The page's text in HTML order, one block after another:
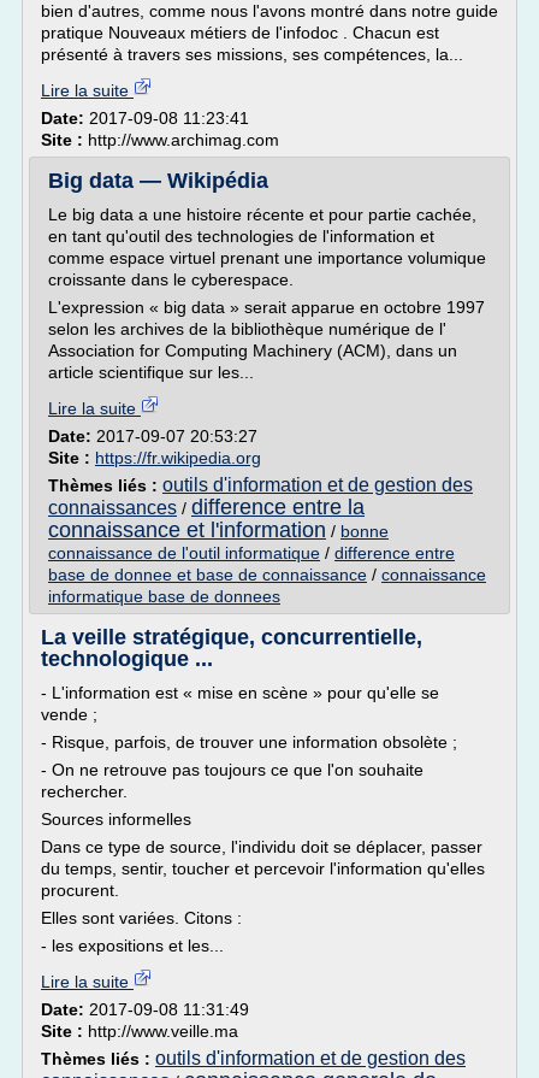
bien d'autres, comme nous l'avons montré dans notre guide
pratique Nouveaux métiers de l'infodoc . Chacun est
présenté à travers ses missions, ses compétences, la...
Lire la suite
Date: 2017-09-08 11:23:41
Site : http://www.archimag.com
Big data — Wikipédia
Le big data a une histoire récente et pour partie cachée,
en tant qu'outil des technologies de l'information et
comme espace virtuel prenant une importance volumique
croissante dans le cyberespace.
L'expression « big data » serait apparue en octobre 1997
selon les archives de la bibliothèque numérique de l'
Association for Computing Machinery (ACM), dans un
article scientifique sur les...
Lire la suite
Date: 2017-09-07 20:53:27
Site : https://fr.wikipedia.org
Thèmes liés : outils d'information et de gestion des
connaissances / difference entre la
connaissance et l'information / bonne
connaissance de l'outil informatique / difference entre
base de donnee et base de connaissance / connaissance
informatique base de donnees
La veille stratégique, concurrentielle,
technologique ...
- L'information est « mise en scène » pour qu'elle se
vende ;
- Risque, parfois, de trouver une information obsolète ;
- On ne retrouve pas toujours ce que l'on souhaite
rechercher.
Sources informelles
Dans ce type de source, l'individu doit se déplacer, passer
du temps, sentir, toucher et percevoir l'information qu'elles
procurent.
Elles sont variées. Citons :
- les expositions et les...
Lire la suite
Date: 2017-09-08 11:31:49
Site : http://www.veille.ma
Thèmes liés : outils d'information et de gestion des